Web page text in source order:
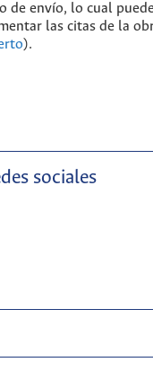
de envío, lo cual
las citas de la
).
sociales